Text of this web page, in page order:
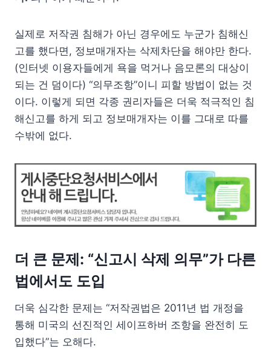
실제로 저작권 침해가 아닌 경우에도 누군가 침해신
고를 했다면, 정보매개자는 삭제차단을 해야만 한다.
(인터넷 이용자들에게 욕을 먹거나 음모론의 대상이
되는 건 덤이다) “의무조항”이니 피할 방법이 없는 것
이다. 이렇게 되면 각종 권리자들은 더욱 적극적인 침
해신고를 하게 되고 정보매개자는 이를 그대로 따를
수밖에 없다.
더 큰 문제: “신고시 삭제 의무”가 다른
법에서도 도입
더욱 심각한 문제는 “저작권법은 2011년 법 개정을
통해 미국의 선진적인 세이프하버 조항을 완전히 도
입했다”는 오해다.